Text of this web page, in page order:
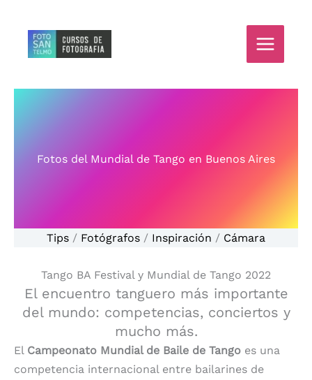
contenido
Fotos del Mundial de Tango en Buenos Aires
Tips / Fotógrafos / Inspiración / Cámara
Tango BA Festival y Mundial de Tango 2022
El encuentro tanguero más importante
del mundo: competencias, conciertos y
mucho más.
El Campeonato Mundial de Baile de Tango es una
competencia internacional entre bailarines de